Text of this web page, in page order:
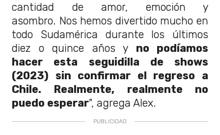
cantidad de amor, emoción y
asombro. Nos hemos divertido mucho en
todo Sudamérica durante los últimos
diez o quince años y no podíamos
hacer esta seguidilla de shows
(2023) sin confirmar el regreso a
Chile. Realmente, realmente no
puedo esperar", agrega Alex.